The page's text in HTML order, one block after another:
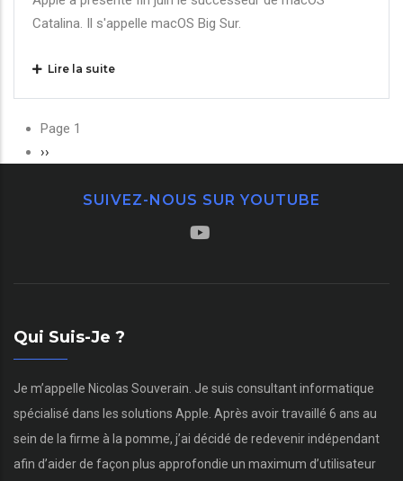
Catalina. Il s'appelle macOS Big Sur.
Lire la suite
Pagination
Page 1
Page
››
SUIVEZ-NOUS SUR YOUTUBE
Qui Suis-Je ?
Je m’appelle Nicolas Souverain. Je suis consultant informatique
spécialisé dans les solutions Apple. Après avoir travaillé 6 ans au
sein de la firme à la pomme, j’ai décidé de redevenir indépendant
afin d’aider de façon plus approfondie un maximum d’utilisateur